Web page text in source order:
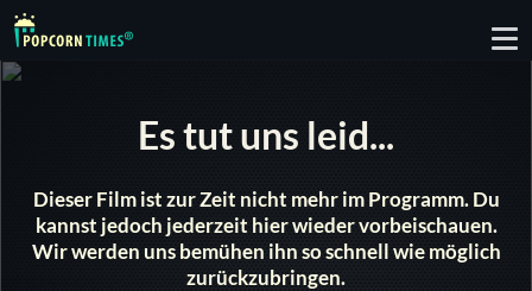
Es tut uns leid...
Dieser Film ist zur Zeit nicht mehr im Programm. Du
kannst jedoch jederzeit hier wieder vorbeischauen.
Wir werden uns bemühen ihn so schnell wie möglich
zurückzubringen.